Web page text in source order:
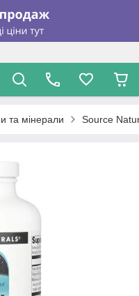
та мінерали Source